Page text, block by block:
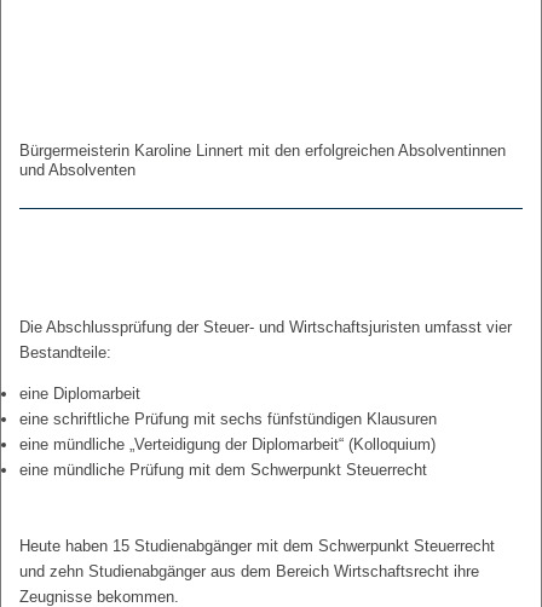
Bürgermeisterin Karoline Linnert mit den erfolgreichen Absolventinnen
und Absolventen
Die Abschlussprüfung der Steuer- und Wirtschaftsjuristen umfasst vier
Bestandteile:
eine Diplomarbeit
eine schriftliche Prüfung mit sechs fünfstündigen Klausuren
eine mündliche „Verteidigung der Diplomarbeit“ (Kolloquium)
eine mündliche Prüfung mit dem Schwerpunkt Steuerrecht
Heute haben 15 Studienabgänger mit dem Schwerpunkt Steuerrecht
und zehn Studienabgänger aus dem Bereich Wirtschaftsrecht ihre
Zeugnisse bekommen.